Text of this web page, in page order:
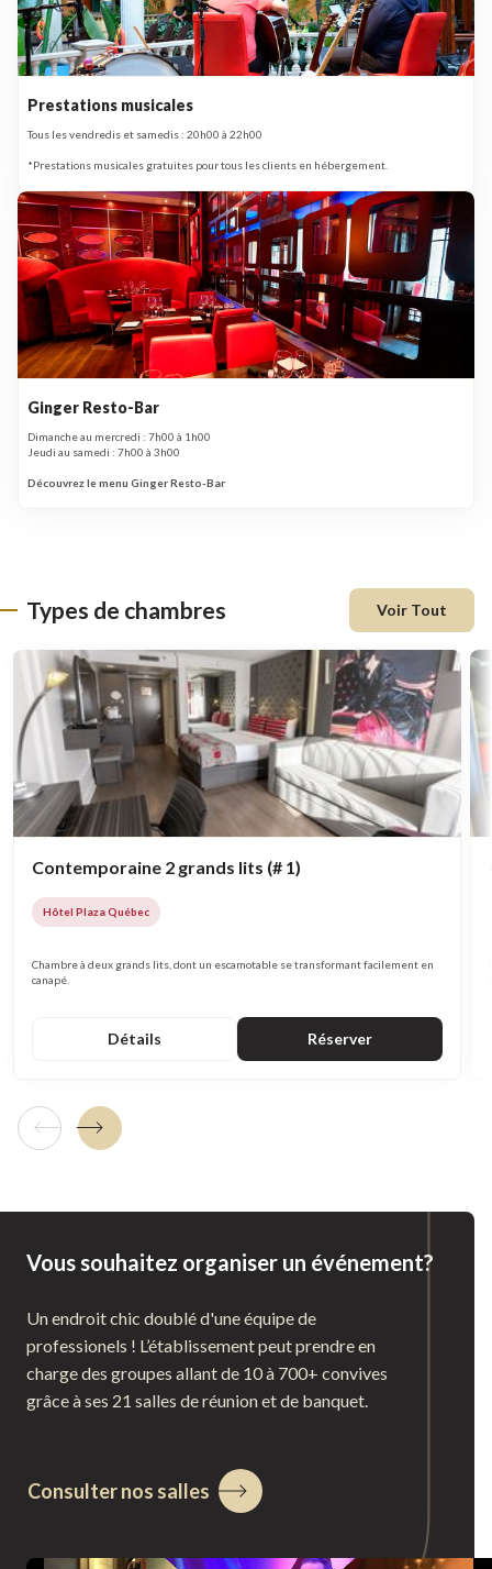
Prestations musicales
Tous les vendredis et samedis : 20h00 à 22h00
*Prestations musicales gratuites pour tous les clients en hébergement.
Ginger Resto-Bar
Dimanche au mercredi : 7h00 à 1h00
Jeudi au samedi : 7h00 à 3h00
Découvrez le menu Ginger Resto-Bar
Types de chambres Voir Tout
Contemporaine 2 grands lits (# 1)
Hôtel Plaza Québec
Chambre à deux grands lits, dont un escamotable se transformant facilement en
canapé.
Détails Réserver
Tuile précédente
Tuile suivante
Vous souhaitez organiser un événement?
Un endroit chic doublé d'une équipe de
professionels ! L’établissement peut prendre en
charge des groupes allant de 10 à 700+ convives
grâce à ses 21 salles de réunion et de banquet.
Consulter nos salles